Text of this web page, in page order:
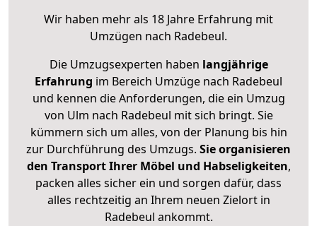
Wir haben mehr als 18 Jahre Erfahrung mit
Umzügen nach Radebeul.
Die Umzugsexperten haben langjährige
Erfahrung im Bereich Umzüge nach Radebeul
und kennen die Anforderungen, die ein Umzug
von Ulm nach Radebeul mit sich bringt. Sie
kümmern sich um alles, von der Planung bis hin
zur Durchführung des Umzugs. Sie organisieren
den Transport Ihrer Möbel und Habseligkeiten,
packen alles sicher ein und sorgen dafür, dass
alles rechtzeitig an Ihrem neuen Zielort in
Radebeul ankommt.